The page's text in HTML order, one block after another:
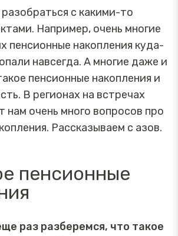
с какими-то
Например, очень многие
пенсионные накопления куда-
навсегда. А многие даже и
пенсионные накопления и
В регионах на встречах
очень много вопросов про
Рассказываем с азов.
пенсионные
раз разберемся, что такое